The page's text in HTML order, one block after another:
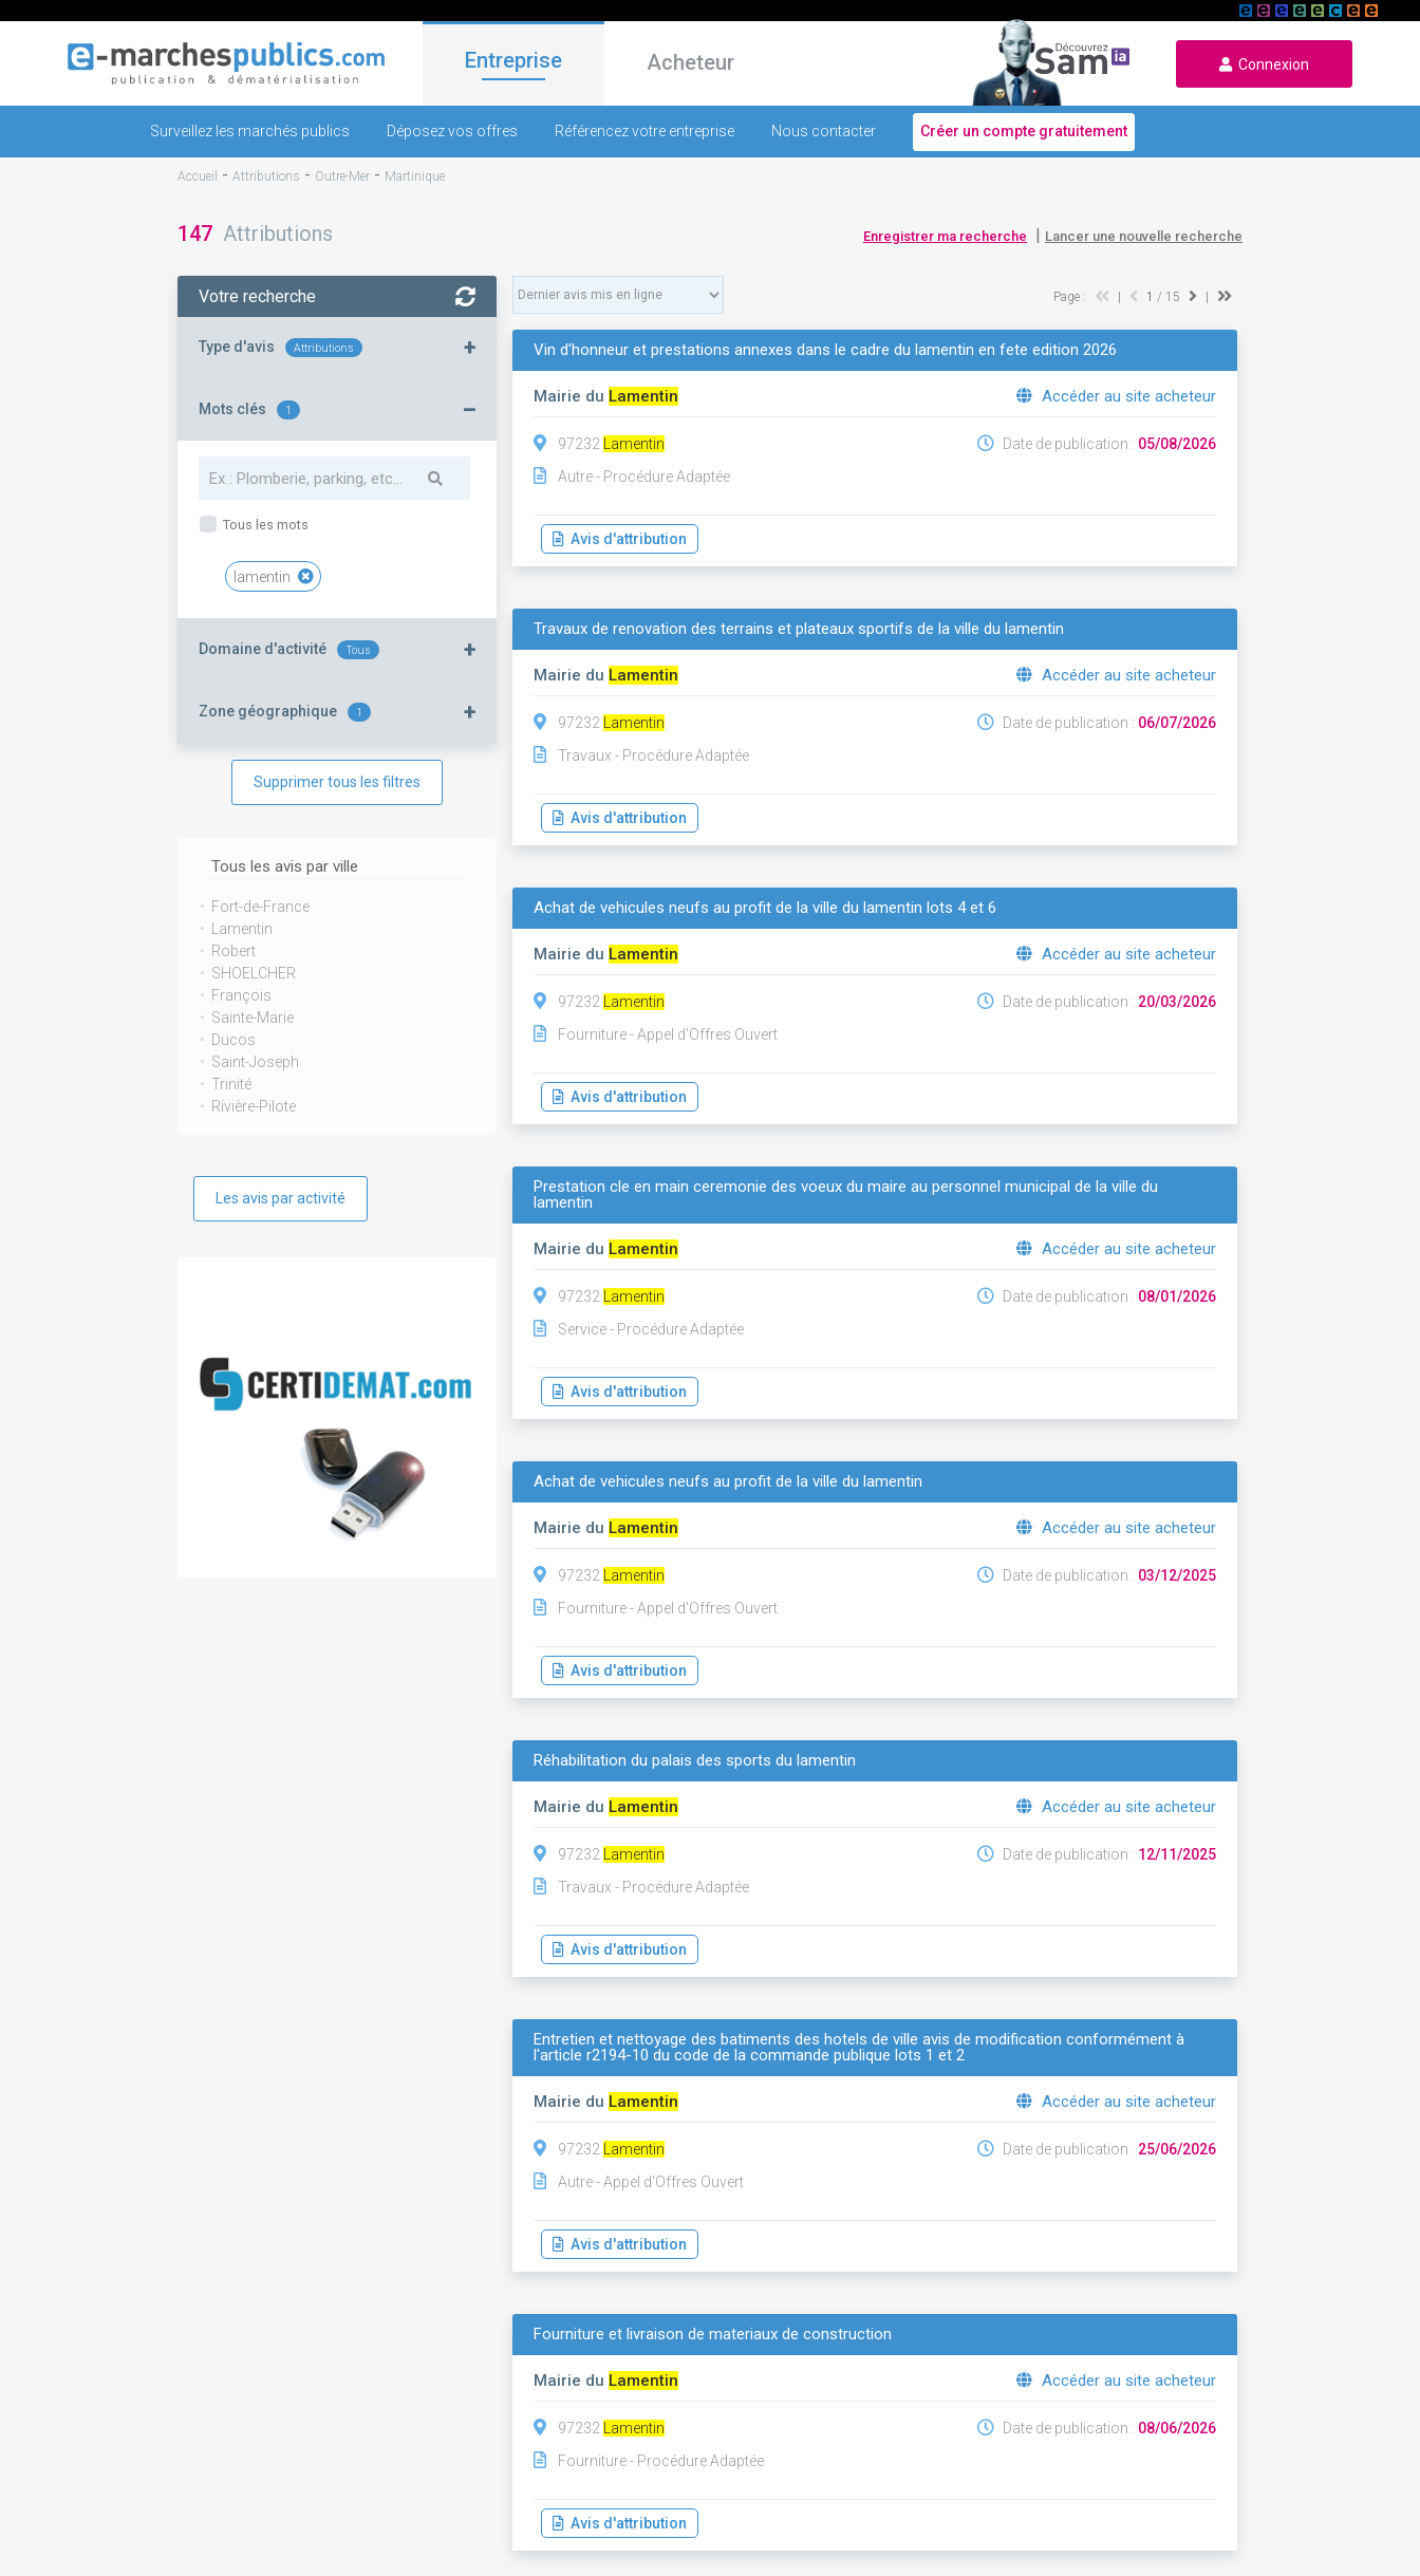
Entreprise Acheteur Connexion
Surveillez les marchés publics Déposez vos offres Référencez votre entreprise Nous contacter Créer un compte gratuitement
Accueil - Attributions - Outre-Mer - Martinique
147 Attributions Enregistrer ma recherche | Lancer une nouvelle recherche
Votre recherche
Type d'avis Attributions +
Mots clés 1 –
Tous les mots
lamentin
Domaine d'activité Tous +
Zone géographique 1 +
Supprimer tous les filtres
Tous les avis par ville
Fort-de-France
Lamentin
Robert
SHOELCHER
François
Sainte-Marie
Ducos
Saint-Joseph
Trinité
Rivière-Pilote
Les avis par activité
Page : 1 / 15
Vin d'honneur et prestations annexes dans le cadre du lamentin en fete edition 2026
Mairie du Lamentin Accéder au site acheteur
97232
Lamentin
Autre - Procédure Adaptée
Date de publication : 05/08/2026
Avis d'attribution
Travaux de renovation des terrains et plateaux sportifs de la ville du lamentin
Mairie du Lamentin Accéder au site acheteur
97232
Lamentin
Travaux - Procédure Adaptée
Date de publication : 06/07/2026
Avis d'attribution
Achat de vehicules neufs au profit de la ville du lamentin lots 4 et 6
Mairie du Lamentin Accéder au site acheteur
97232
Lamentin
Fourniture - Appel d'Offres Ouvert
Date de publication : 20/03/2026
Avis d'attribution
Prestation cle en main ceremonie des voeux du maire au personnel municipal de la ville du
lamentin
Mairie du Lamentin Accéder au site acheteur
97232
Lamentin
Service - Procédure Adaptée
Date de publication : 08/01/2026
Avis d'attribution
Achat de vehicules neufs au profit de la ville du lamentin
Mairie du Lamentin Accéder au site acheteur
97232
Lamentin
Fourniture - Appel d'Offres Ouvert
Date de publication : 03/12/2025
Avis d'attribution
Réhabilitation du palais des sports du lamentin
Mairie du Lamentin Accéder au site acheteur
97232
Lamentin
Travaux - Procédure Adaptée
Date de publication : 12/11/2025
Avis d'attribution
Entretien et nettoyage des batiments des hotels de ville avis de modification conformément à
l'article r2194-10 du code de la commande publique lots 1 et 2
Mairie du Lamentin Accéder au site acheteur
97232
Lamentin
Autre - Appel d'Offres Ouvert
Date de publication : 25/06/2026
Avis d'attribution
Fourniture et livraison de materiaux de construction
Mairie du Lamentin Accéder au site acheteur
97232
Lamentin
Fourniture - Procédure Adaptée
Date de publication : 08/06/2026
Avis d'attribution